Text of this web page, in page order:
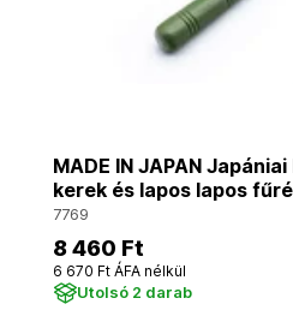
MADE IN JAPAN
kerek és lapos lapos
7769
8 460 Ft
6 670 Ft ÁFA nélkül
Utolsó 2 darab